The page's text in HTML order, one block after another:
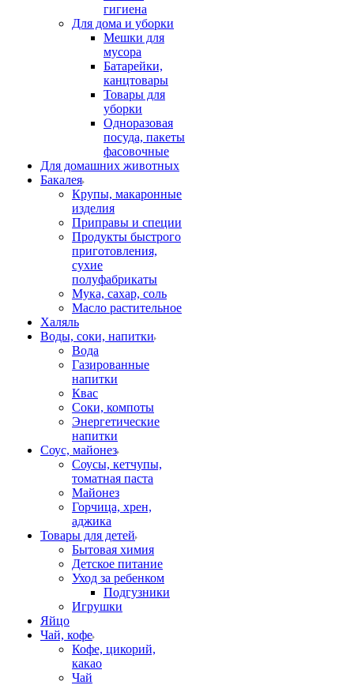
гигиена
Для дома и уборки
Мешки для
мусора
Батарейки,
канцтовары
Товары для
уборки
Одноразовая
посуда, пакеты
фасовочные
Для домашних животных
Бакалея
Крупы, макаронные
изделия
Приправы и специи
Продукты быстрого
приготовления,
сухие
полуфабрикаты
Мука, сахар, соль
Масло растительное
Халяль
Воды, соки, напитки
Вода
Газированные
напитки
Квас
Соки, компоты
Энергетические
напитки
Соус, майонез
Соусы, кетчупы,
томатная паста
Майонез
Горчица, хрен,
аджика
Товары для детей
Бытовая химия
Детское питание
Уход за ребенком
Подгузники
Игрушки
Яйцо
Чай, кофе
Кофе, цикорий,
какао
Чай